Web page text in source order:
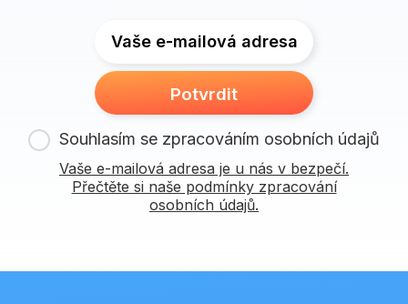
Vaše e-mailová adresa
Potvrdit
Souhlasím se zpracováním osobních údajů
Vaše e-mailová adresa je u nás v bezpečí.
Přečtěte si naše podmínky zpracování
osobních údajů.